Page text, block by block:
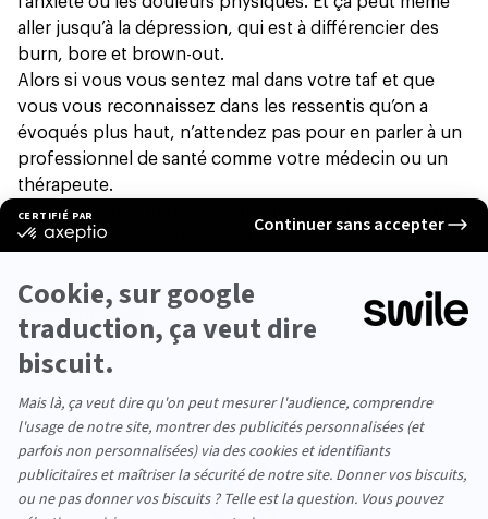
aller jusqu’à la dépression, qui est à différencier des
burn, bore et brown-out.
Alors si vous vous sentez mal dans votre taf et que
vous vous reconnaissez dans les ressentis qu’on a
évoqués plus haut, n’attendez pas pour en parler à un
professionnel de santé comme votre médecin ou un
thérapeute.
Et si vous êtes un professionnel de santé, sachez que
ce numéro vert, donc gratuit, le 0805 23 23 36, vous
Partager